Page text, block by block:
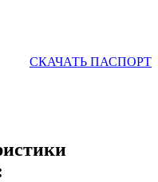
СКАЧАТЬ ПАСПОРТ